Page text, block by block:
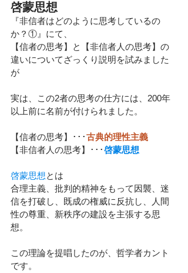
啓蒙思想
『非信者はどのように思考しているの
か？①』にて、
【信者の思考】と【非信者人の思考】の
違いについてざっくり説明を試みました
が
実は、この2者の思考の仕方には、200年
以上前に名前が付けられました。
【信者の思考】･･･古典的理性主義
【非信者人の思考】･･･啓蒙思想
啓蒙思想とは
合理主義、批判的精神をもって因襲、迷
信を打破し、既成の権威に反抗し、人間
性の尊重、新秩序の建設を主張する思
想。
この理論を提唱したのが、哲学者カント
です。